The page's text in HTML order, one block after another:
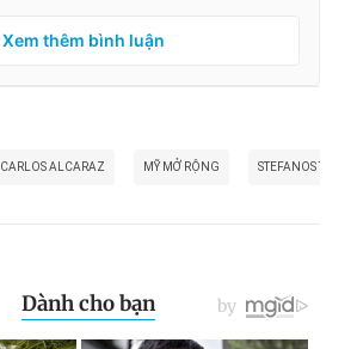
Xem thêm bình luận
CARLOS ALCARAZ MỸ MỞ RỘNG STEFANOS